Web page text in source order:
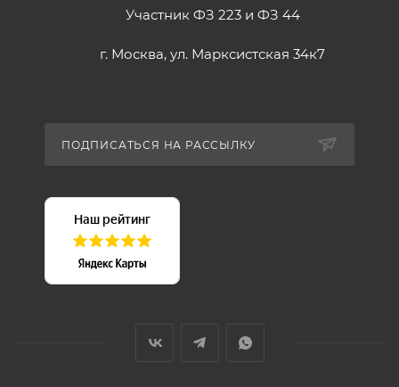
Участник ФЗ 223 и ФЗ 44
г. Москва, ул. Марксистская 34к7
ПОДПИСАТЬСЯ НА РАССЫЛКУ